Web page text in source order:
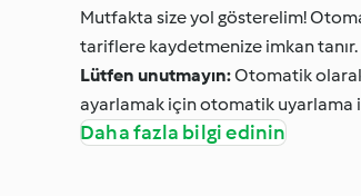
Mutfakta size yol gösterelim!
tariflere kaydetmenize imkan tanır.
Lütfen unutmayın:Otomatik
ayarlamak için otomatik uyarlama
Daha fazla bilgi edinin